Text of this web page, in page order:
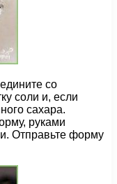
со
соли и, если
сахара.
руками
Отправьте форму